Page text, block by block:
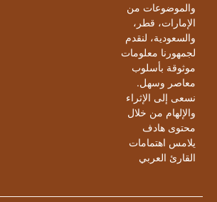
والموضوعات من
الإمارات، قطر،
والسعودية، لنقدم
لجمهورنا معلومات
موثوقة بأسلوب
معاصر وسهل.
نسعى إلى الإثراء
والإلهام من خلال
محتوى هادف
يلامس اهتمامات
القارئ العربي